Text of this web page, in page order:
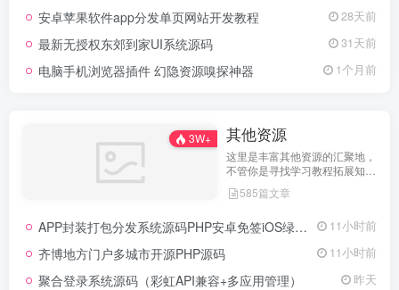
安卓苹果软件app分发单页网站开发教程 28天前
最新无授权东郊到家UI系统源码 31天前
电脑手机浏览器插件 幻隐资源嗅探神器 1个月前
3W+ 其他资源
这里是丰富其他资源的汇聚地，
不管你是寻找学习教程拓展知
灵感，亦或是查询专业数据辅助
源定期更新、分类清晰、下载便
务，快来探索发现所需资源！
585篇文章
APP封装打包分发系统源码PHP安卓免签iOS绿标工具 11小时前
齐博地方门户多城市开源PHP源码 11小时前
聚合登录系统源码（彩虹API兼容+多应用管理） 昨天